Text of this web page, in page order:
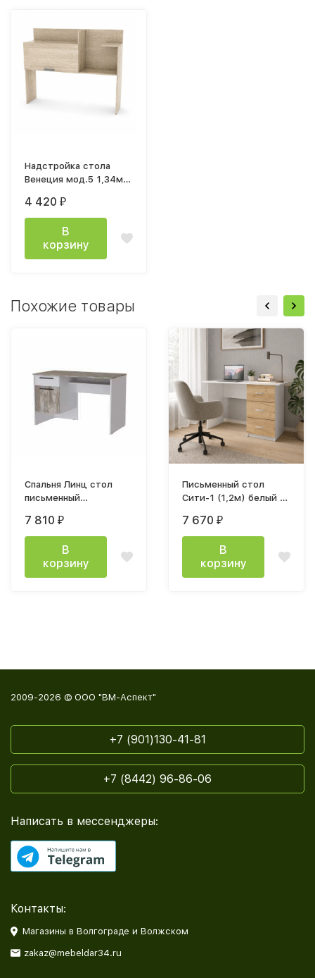
Надстройка стола
Венеция мод.5 1,34м
4 420 ₽
В
корзину
Похожие товары
Спальня Линц стол
письменный
белый / дуб юкон
7 810 ₽
В
корзину
Письменный стол
Сити-1 (1,2м) белый /
7 670 ₽
В
корзину
2009-2026 © ООО "ВМ-Аспект"
+7 (901)130-41-81
+7 (8442) 96-86-06
Написать в мессенджеры:
Контакты:
Магазины в Волгограде и Волжском
zakaz@mebeldar34.ru